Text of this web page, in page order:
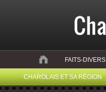
FAITS-DIVERS
CHAROLAIS ET SA RÉGION